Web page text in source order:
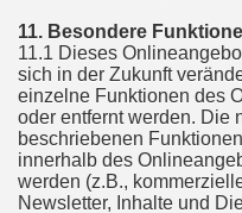
11. Besondere
11.1 Dieses
sich in der Zukunft
einzelne Funktionen des
oder entfernt werden. Die
beschriebenen
innerhalb des
werden (z.B.,
Newsletter, Inhalte und